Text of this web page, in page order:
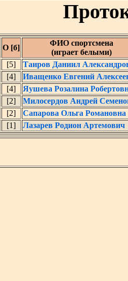
О [б]
ФИО спортсмена
(играет белыми)
[5]
Таиров Даниил
[4]
Иващенко Евгений
[4]
Яушева Розалина
[2]
Милосердов Андрей
[2]
Сапарова Ольга Романовна
[1] Лазарев Родион Артемович